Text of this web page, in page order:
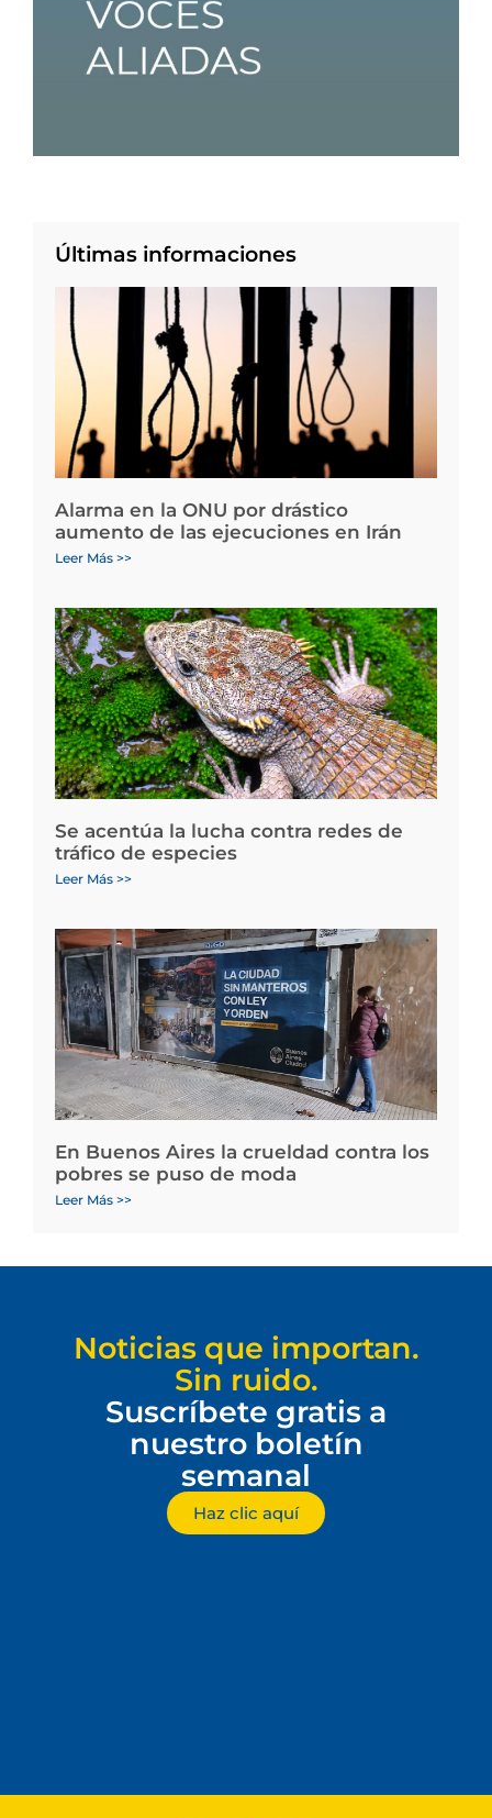
Últimas informaciones
Alarma en la ONU por drástico
aumento de las ejecuciones en Irán
Leer Más >>
Se acentúa la lucha contra redes de
tráfico de especies
Leer Más >>
En Buenos Aires la crueldad contra los
pobres se puso de moda
Leer Más >>
Noticias que importan.
Sin ruido.
Suscríbete gratis a
nuestro boletín
semanal
Haz clic aquí